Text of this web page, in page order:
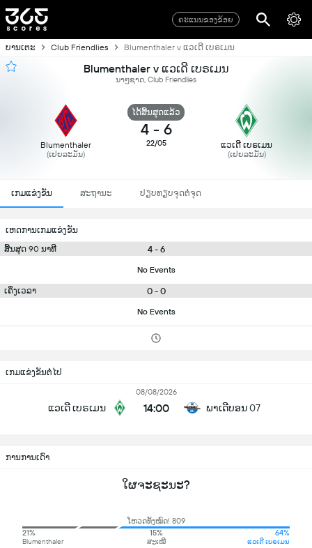
ຄະແນນຂອງຂ້ອຍ
ບານເຕະ Club Friendlies Blumenthaler v ແວເດີ ເບຣເມນ
Blumenthaler v ແວເດີ ເບຣເມນ
ນາໆຊາດ, Club Friendlies
Blumenthaler
(ເຢຍລະມັນ)
ໄດ້ສິ້ນສຸດແລ້ວ
4 - 6
22/05 ແວເດີ ເບຣເມນ
(ເຢຍລະມັນ)
ເກມແຂ່ງຂັນ ສະຖານະ ປຽບທຽບຈຸດຕໍ່ຈຸດ
ເຫດການເກມແຂ່ງຂັນ
ສິ້ນສຸດ 90 ນາທີ
4 - 6
No Events
ເຄິ່ງເວລາ 0 - 0
No Events
ເກມແຂ່ງຂັນຕໍ່ໄປ
ແວເດີ ເບຣເມນ
08/08/2026
14:00 ພາເດີບອນ 07
ການການເດົາ
ໃຜຈະຊະນະ?
ໂຫວດທັງໝົດ! 809
21%
Blumenthaler
15%
ສະເໝີ
64%
ແວເດີ ເບຣເມນ